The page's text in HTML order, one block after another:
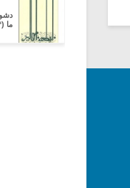
ما (۴)